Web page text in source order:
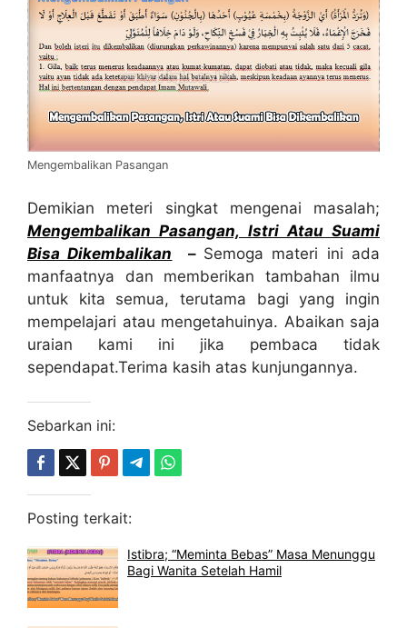
Mengembalikan Pasangan
Demikian meteri singkat mengenai masalah;
Mengembalikan Pasangan, Istri Atau Suami
Bisa Dikembalikan
– Semoga materi ini ada
manfaatnya dan memberikan tambahan ilmu
untuk kita semua, terutama bagi yang ingin
mempelajari atau mengetahuinya. Abaikan saja
uraian kami ini jika pembaca tidak
sependapat.Terima kasih atas kunjungannya.
Sebarkan ini:
Posting terkait:
Istibra; “Meminta Bebas” Masa Menunggu
Bagi Wanita Setelah Hamil